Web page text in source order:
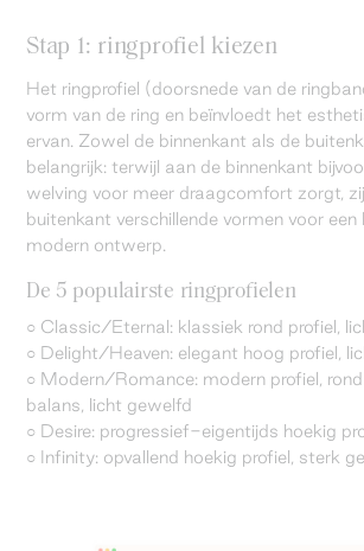
Stap 1: ringprofiel kiezen
Het ringprofiel (doorsnede van de
vorm van de ring en beïnvloedt het
ervan. Zowel de binnenkant als de
belangrijk: terwijl aan de binnenkant
welving voor meer draagcomfort zorgt,
buitenkant verschillende vormen voor
modern ontwerp.
De 5 populairste ringprofielen
○ Classic/Eternal: klassiek rond profiel,
○ Delight/Heaven: elegant hoog profiel,
○ Modern/Romance: modern profiel,
balans, licht gewelfd
○ Desire: progressief-eigentijds hoekig
○ Infinity: opvallend hoekig profiel, sterk